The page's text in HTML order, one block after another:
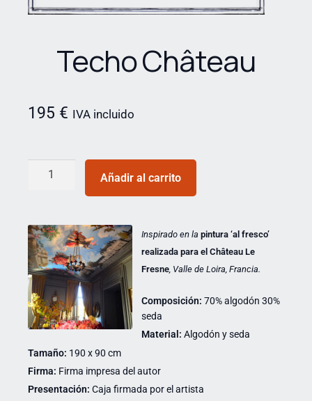
Techo Château
195 € IVA incluido
Añadir al carrito
Inspirado en lapintura ‘al fresco’
realizada para el Château Le
Fresne, Valle de Loira, Francia.
Composición: 70% algodón 30%
seda
Material: Algodón y seda
Tamaño: 190 x 90 cm
Firma: Firma impresa del autor
Presentación: Caja firmada por el artista